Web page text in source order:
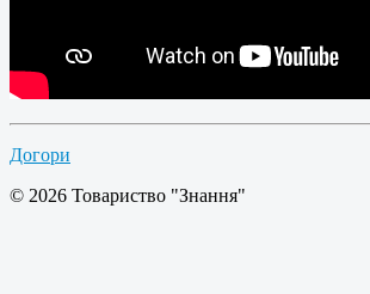
Догори
© 2026 Товариство "Знання"